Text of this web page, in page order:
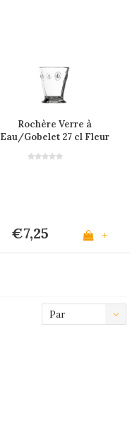
Rochère Verre à
Eau/Gobelet 27 cl Fleur
€7,25 +
Par